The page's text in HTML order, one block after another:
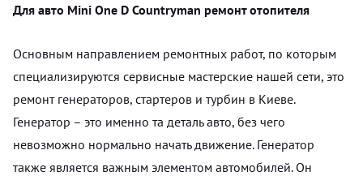
Для авто Mini One D Countryman ремонт отопителя
Основным направлением ремонтных работ, по которым
специализируются сервисные мастерские нашей сети, это
ремонт генераторов, стартеров и турбин в Киеве.
Генератор – это именно та деталь авто, без чего
невозможно нормально начать движение. Генератор
также является важным элементом автомобилей. Он